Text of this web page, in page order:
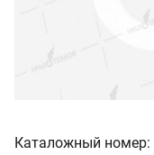
Каталожный номер